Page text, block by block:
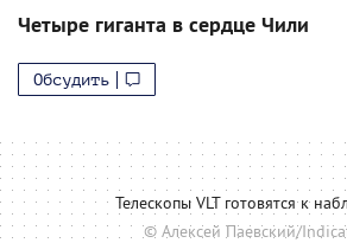
Четыре гиганта в сердце Чили
Обсудить
Телескопы VLT готовятся к
© Алексей Паевский/